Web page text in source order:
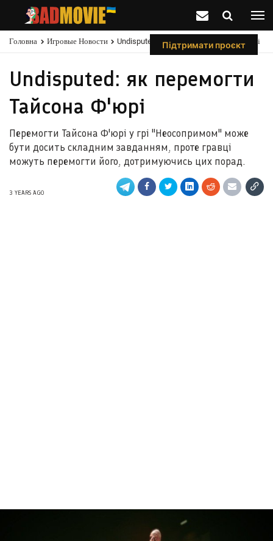
Підтримати проєкт
Головна Игровые Новости Undisputed: Як Перемогти Тайсона Ф'юрі
Undisputed: як перемогти
Тайсона Ф'юрі
Перемогти Тайсона Ф'юрі у грі "Неосопримом" може
бути досить складним завданням, проте гравці
можуть перемогти його, дотримуючись цих порад.
3 YEARS AGO